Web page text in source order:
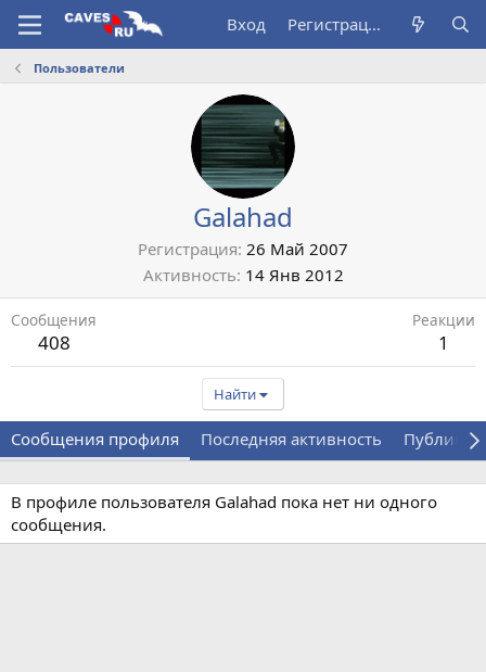
Вход Регистрация
Пользователи
Galahad
Регистрация 26 Май 2007
Активность 14 Янв 2012
Сообщения
408
Реакции
1
Найти
Сообщения профиля Последняя активность
В профиле пользователя Galahad пока нет ни одного
сообщения.